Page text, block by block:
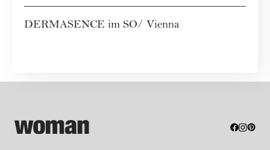
DERMASENCE im SO/ Vienna